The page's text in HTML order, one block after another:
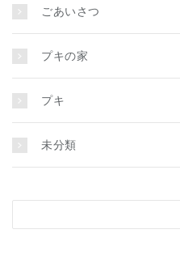
ごあいさつ
プキの家
プキ
未分類